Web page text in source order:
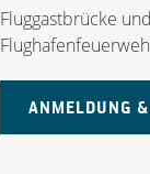
Fluggastbrücke
ANMELDUNG